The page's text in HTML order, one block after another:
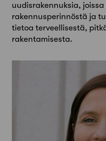
uudisrakennuksia, joissa
rakennusperinnöstä ja
tietoa terveellisestä,
rakentamisesta.